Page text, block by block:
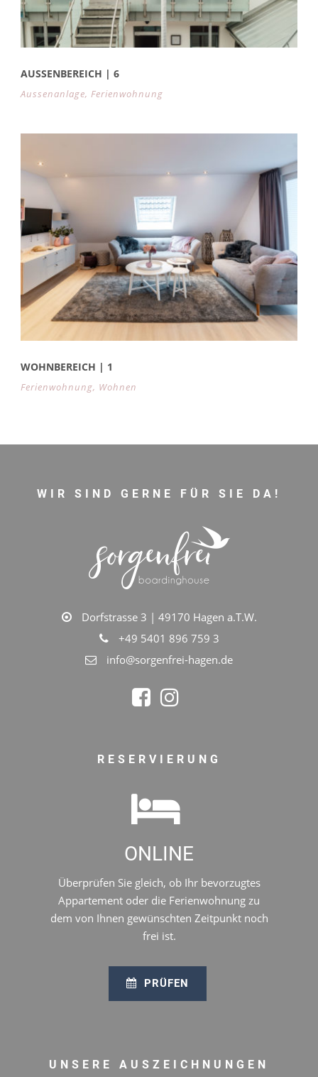
AUSSENBEREICH | 6
Aussenanlage, Ferienwohnung
WOHNBEREICH | 1
Ferienwohnung, Wohnen
WIR SIND GERNE FÜR SIE DA!
Dorfstrasse 3 | 49170 Hagen a.T.W.
+49 5401 896 759 3
info@sorgenfrei-hagen.de
RESERVIERUNG
ONLINE
Überprüfen Sie gleich, ob Ihr bevorzugtes
Appartement oder die Ferienwohnung zu
dem von Ihnen gewünschten Zeitpunkt noch
frei ist.
PRÜFEN
UNSERE AUSZEICHNUNGEN